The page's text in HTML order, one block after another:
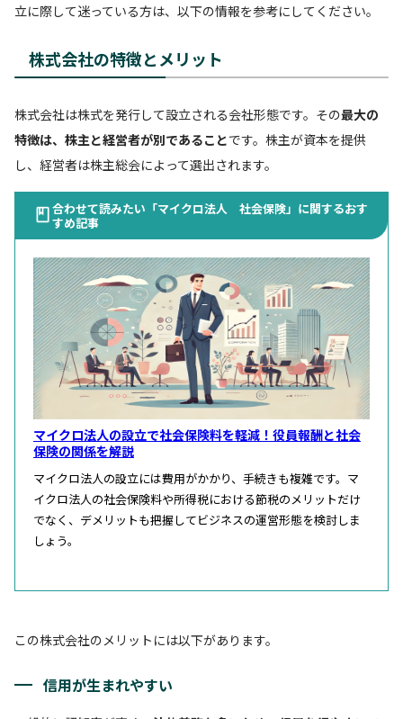
立に際して迷っている方は、以下の情報を参考にしてください。
株式会社の特徴とメリット
株式会社は株式を発行して設立される会社形態です。その最大の
特徴は、株主と経営者が別であることです。株主が資本を提供
し、経営者は株主総会によって選出されます。
合わせて読みたい「マイクロ法人 社会保険」に関するおす
すめ記事
マイクロ法人の設立で社会保険料を軽減！役員報酬と社会
保険の関係を解説
マイクロ法人の設立には費用がかかり、手続きも複雑です。マ
イクロ法人の社会保険料や所得税における節税のメリットだけ
でなく、デメリットも把握してビジネスの運営形態を検討しま
しょう。
この株式会社のメリットには以下があります。
信用が生まれやすい